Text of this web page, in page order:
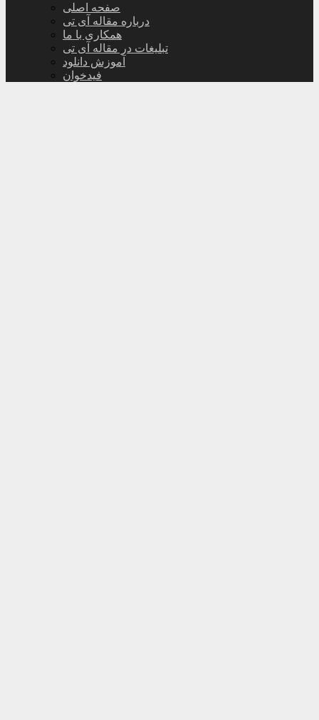
صفحه اصلی
درباره مقاله آی تی
همکاری با ما
تبلیغات در مقاله آی تی
آموزش دانلود
فیدخوان